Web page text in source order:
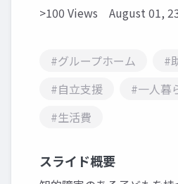
>100 Views August 01,
#グループホーム
#
#自立支援
#一人暮
#生活費
スライド概要